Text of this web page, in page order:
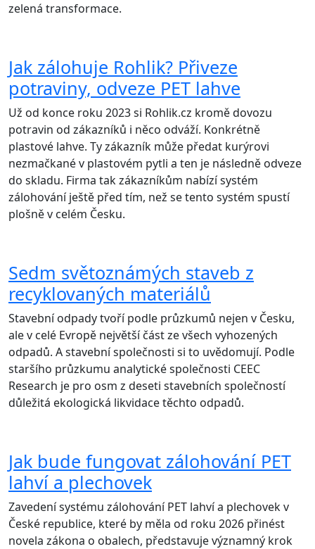
zelená transformace.
Jak zálohuje Rohlik? Přiveze
potraviny, odveze PET lahve
Už od konce roku 2023 si Rohlik.cz kromě dovozu
potravin od zákazníků i něco odváží. Konkrétně
plastové lahve. Ty zákazník může předat kurýrovi
nezmačkané v plastovém pytli a ten je následně odveze
do skladu. Firma tak zákazníkům nabízí systém
zálohování ještě před tím, než se tento systém spustí
plošně v celém Česku.
Sedm světoznámých staveb z
recyklovaných materiálů
Stavební odpady tvoří podle průzkumů nejen v Česku,
ale v celé Evropě největší část ze všech vyhozených
odpadů. A stavební společnosti si to uvědomují. Podle
staršího průzkumu analytické společnosti CEEC
Research je pro osm z deseti stavebních společností
důležitá ekologická likvidace těchto odpadů.
Jak bude fungovat zálohování PET
lahví a plechovek
Zavedení systému zálohování PET lahví a plechovek v
České republice, které by měla od roku 2026 přinést
novela zákona o obalech, představuje významný krok